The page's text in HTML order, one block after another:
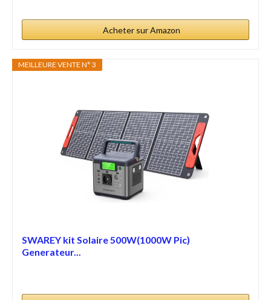
Acheter sur Amazon
MEILLEURE VENTE N° 3
SWAREY kit Solaire 500W(1000W Pic)
Generateur...